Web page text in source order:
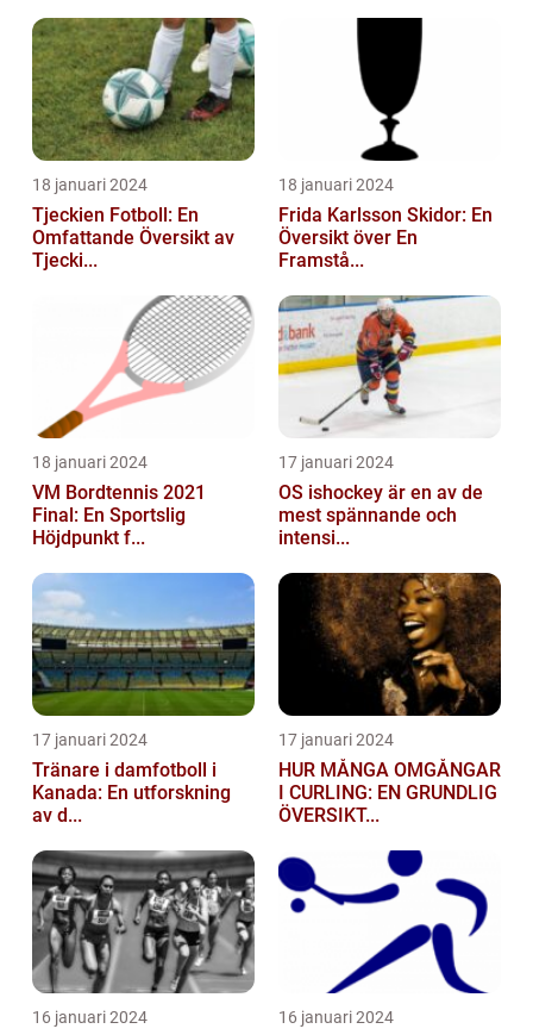
18 januari 2024
Tjeckien Fotboll: En
Omfattande Översikt av
Tjecki...
18 januari 2024
Frida Karlsson Skidor: En
Översikt över En
Framstå...
18 januari 2024
VM Bordtennis 2021
Final: En Sportslig
Höjdpunkt f...
17 januari 2024
OS ishockey är en av de
mest spännande och
intensi...
17 januari 2024
Tränare i damfotboll i
Kanada: En utforskning
av d...
17 januari 2024
HUR MÅNGA OMGÅNGAR
I CURLING: EN GRUNDLIG
ÖVERSIKT...
16 januari 2024 16 januari 2024